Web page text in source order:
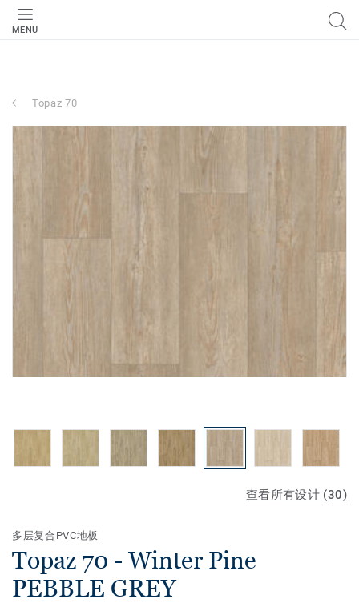
MENU
Topaz 70
查看所有设计 (30)
多层复合PVC地板
Topaz 70 - Winter Pine
PEBBLE GREY